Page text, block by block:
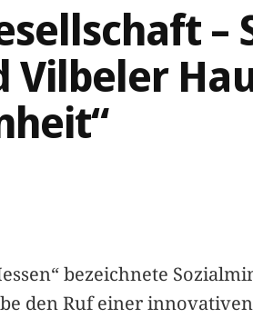
–
Vilbeler
bezeichnete
den Ruf einer